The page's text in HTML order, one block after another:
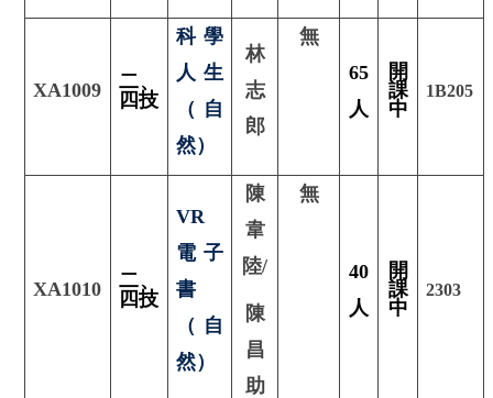
XA1009 二、
四技
科學
人生
（自
然）
林
志
郎
無
65
人
開
課
中
1B205
XA1010
二、
四技
VR
電子
書
（自
然）
陳
韋
陸/
陳
昌
助
無
40
人
開
課
中
2303